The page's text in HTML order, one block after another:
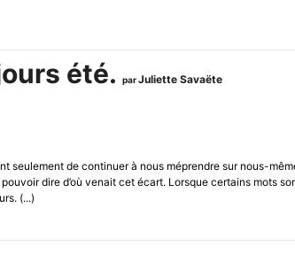
été. parJuliette Savaëte
seulement de continuer à nous méprendre sur nous-
dire d’où venait cet écart. Lorsque certains mots
(...)